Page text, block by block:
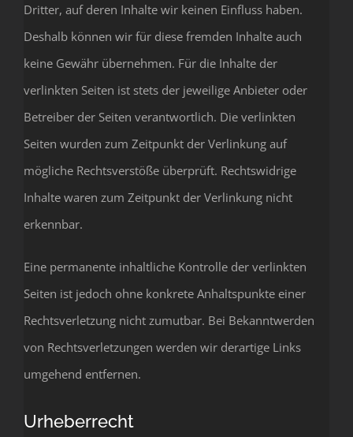
Dritter, auf deren Inhalte wir keinen Einfluss haben.
Deshalb können wir für diese fremden Inhalte auch
keine Gewähr übernehmen. Für die Inhalte der
verlinkten Seiten ist stets der jeweilige Anbieter oder
Betreiber der Seiten verantwortlich. Die verlinkten
Seiten wurden zum Zeitpunkt der Verlinkung auf
mögliche Rechtsverstöße überprüft. Rechtswidrige
Inhalte waren zum Zeitpunkt der Verlinkung nicht
erkennbar.
Eine permanente inhaltliche Kontrolle der verlinkten
Seiten ist jedoch ohne konkrete Anhaltspunkte einer
Rechtsverletzung nicht zumutbar. Bei Bekanntwerden
von Rechtsverletzungen werden wir derartige Links
umgehend entfernen.
Urheberrecht